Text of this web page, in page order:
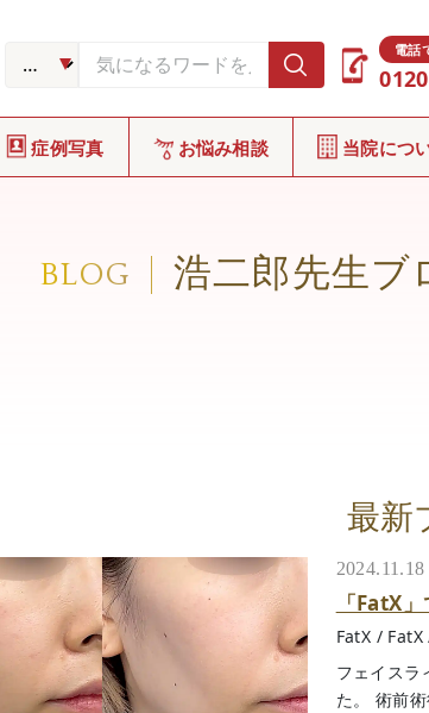
電話
症例写真 お悩み相談 当院につ
BLOG 浩二郎先生ブ
最新
2024.11.18
「FatX
FatX / FatX
フェイスラ
た。 術前